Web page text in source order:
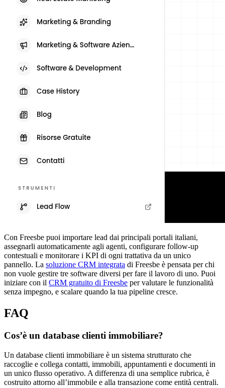
Con Freesbe puoi importare lead dai principali portali italiani,
assegnarli automaticamente agli agenti, configurare follow-up
contestuali e monitorare i KPI di ogni trattativa da un unico
pannello. La soluzione CRM integrata di Freesbe è pensata per chi
non vuole gestire tre software diversi per fare il lavoro di uno. Puoi
iniziare con il CRM gratuito di Freesbe per valutare le funzionalità
senza impegno, e scalare quando la tua pipeline cresce.
FAQ
Cos’è un database clienti immobiliare?
Un database clienti immobiliare è un sistema strutturato che
raccoglie e collega contatti, immobili, appuntamenti e documenti in
un unico flusso operativo. A differenza di una semplice rubrica, è
costruito attorno all’immobile e alla transazione come entità centrali.